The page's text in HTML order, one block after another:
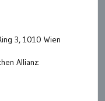
3, 1010 Wien
Allianz: